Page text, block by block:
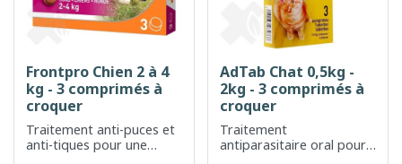
Frontpro Chien 2 à 4
kg - 3 comprimés à
croquer
Traitement anti-puces et
anti-tiques pour une
AdTab Chat 0,5kg -
2kg - 3 comprimés à
croquer
Traitement
antiparasitaire oral pour